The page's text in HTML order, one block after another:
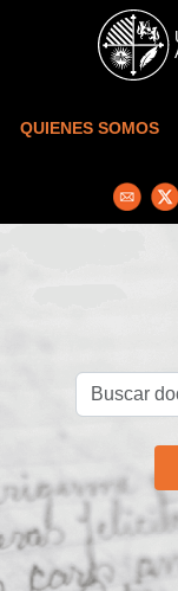
Skip to main content
QUIENES SOMOS